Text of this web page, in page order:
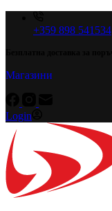
+359 898 541534
Магазини
Login